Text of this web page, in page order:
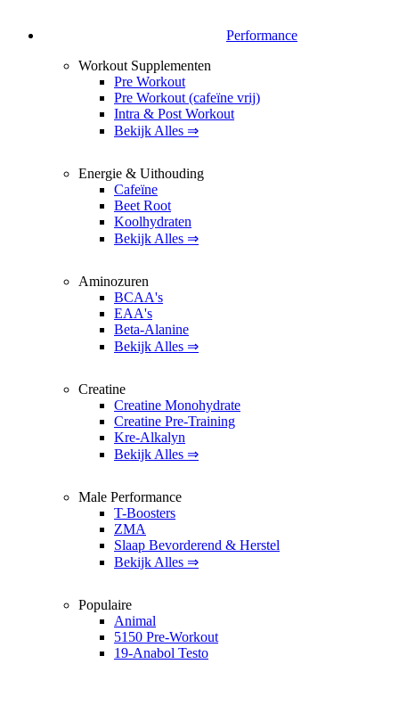
Performance
Workout Supplementen
Pre Workout
Pre Workout (cafeïne vrij)
Intra & Post Workout
Bekijk Alles ⇒
Energie & Uithouding
Cafeïne
Beet Root
Koolhydraten
Bekijk Alles ⇒
Aminozuren
BCAA's
EAA's
Beta-Alanine
Bekijk Alles ⇒
Creatine
Creatine Monohydrate
Creatine Pre-Training
Kre-Alkalyn
Bekijk Alles ⇒
Male Performance
T-Boosters
ZMA
Slaap Bevorderend & Herstel
Bekijk Alles ⇒
Populaire
Animal
5150 Pre-Workout
19-Anabol Testo